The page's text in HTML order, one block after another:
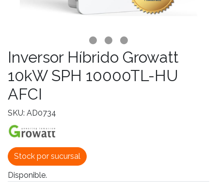
Inversor Híbrido Growatt
10kW SPH 10000TL-HU
AFCI
SKU: AD0734
Stock por sucursal
Disponible.